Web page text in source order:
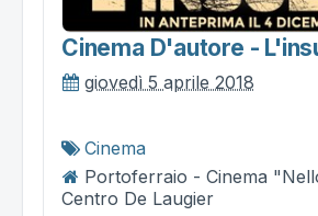
Cinema D'autore -
giovedì 5 aprile 2018
Cinema
Portoferraio - Cinema
Centro De Laugier